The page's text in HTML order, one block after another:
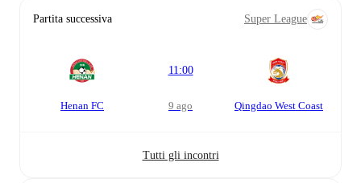
Partita successiva Super League
Henan FC
11:00
9 ago Qingdao West Coast
Tutti gli incontri